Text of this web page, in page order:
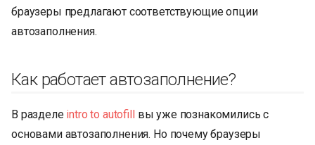
я
п
и
с
к
браузеры предлагают соответствующие опции
автозаполнения.
Как работает автозаполнение?
В разделе intro to autofillвы уже познакомились с
основами автозаполнения. Но почему браузеры